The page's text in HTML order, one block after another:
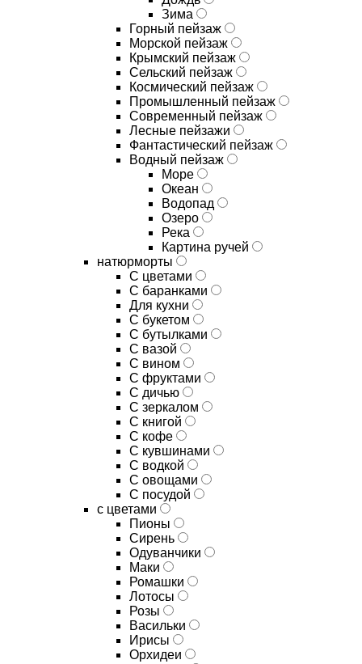
Зима
Горный пейзаж
Морской пейзаж
Крымский пейзаж
Сельский пейзаж
Космический пейзаж
Промышленный пейзаж
Современный пейзаж
Лесные пейзажи
Фантастический пейзаж
Водный пейзаж
Море
Океан
Водопад
Озеро
Река
Картина ручей
натюрморты
С цветами
С баранками
Для кухни
C букетом
C бутылками
C вазой
C вином
C фруктами
C дичью
C зеркалом
C книгой
C кофе
C кувшинами
C водкой
C овощами
C посудой
с цветами
Пионы
Сирень
Одуванчики
Маки
Ромашки
Лотосы
Розы
Васильки
Ирисы
Орхидеи